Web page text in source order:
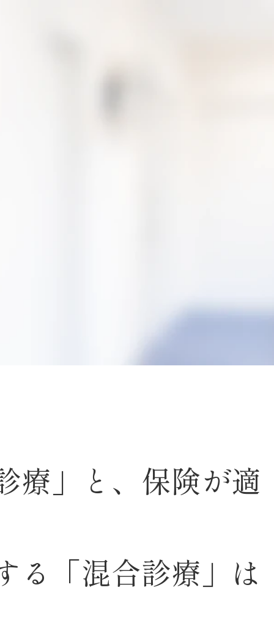
療」と、保険が適
る「混合診療」は